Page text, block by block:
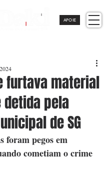
APOIE
furtava material
pela
de SG
foram pegos em
cometiam o crime